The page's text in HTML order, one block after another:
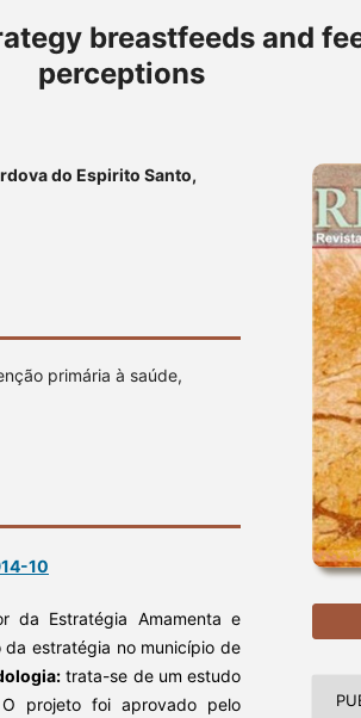
breastfeeds and
perceptions
do Espirito Santo,
primária à saúde,
10
da Estratégia Amamenta e
da estratégia no município de
trata-se de um estudo
projeto foi aprovado pelo